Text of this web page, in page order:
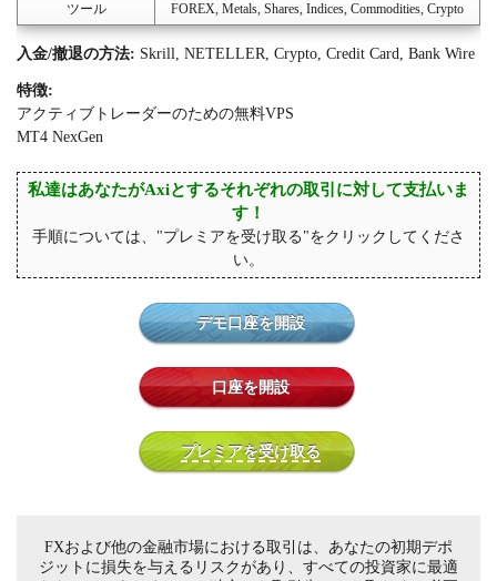
ツール
FOREX, Metals, Shares, Indices, Commodities, Crypto
入金/撤退の方法: Skrill, NETELLER, Crypto, Credit Card, Bank Wire
特徴:
アクティブトレーダーのための無料VPS
MT4 NexGen
私達はあなたがAxiとするそれぞれの取引に対して支払いま
す！
手順については、"プレミアを受け取る"をクリックしてくださ
い。
デモ口座を開設
口座を開設
プレミアを受け取る
FXおよび他の金融市場における取引は、あなたの初期デポ
ジットに損失を与えるリスクがあり、すべての投資家に最適